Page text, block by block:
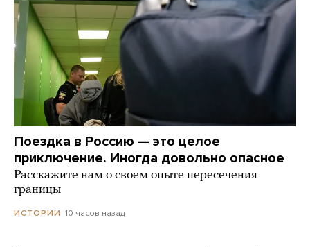
Поездка в Россию — это целое
приключение. Иногда довольно опасное
Расскажите нам о своем опыте пересечения
границы
ИСТОРИИ 10 часов назад